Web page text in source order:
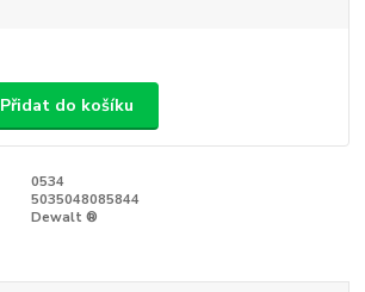
Přidat do košíku
0534
5035048085844
Dewalt ®